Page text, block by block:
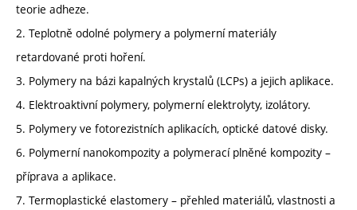
teorie adheze.
2. Teplotně odolné polymery a polymerní materiály
retardované proti hoření.
3. Polymery na bázi kapalných krystalů (LCPs) a jejich aplikace.
4. Elektroaktivní polymery, polymerní elektrolyty, izolátory.
5. Polymery ve fotorezistních aplikacích, optické datové disky.
6. Polymerní nanokompozity a polymerací plněné kompozity –
příprava a aplikace.
7. Termoplastické elastomery – přehled materiálů, vlastnosti a